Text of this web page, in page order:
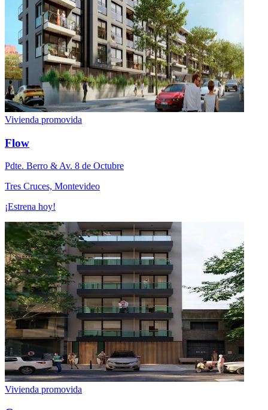
Vivienda promovida
Flow
Pdte. Berro & Av. 8 de Octubre
Tres Cruces, Montevideo
¡Estrena hoy!
Vivienda promovida